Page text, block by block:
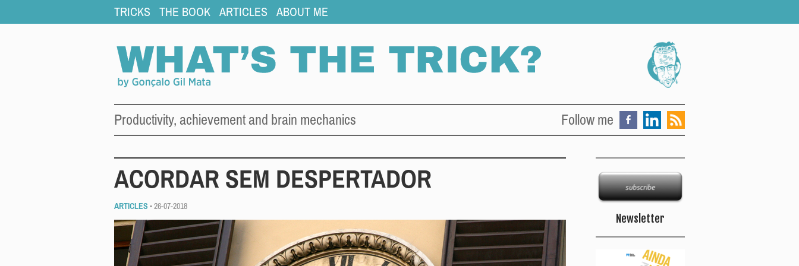
TRICKS THE BOOK ARTICLES ABOUT ME
Productivity, achievement and brain mechanics Follow me
ACORDAR SEM DESPERTADOR
ARTICLES • 26-07-2018
Newsletter